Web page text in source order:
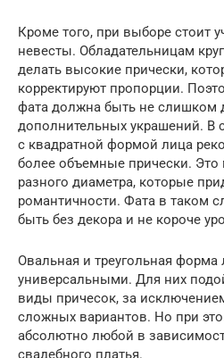
Кроме того, при выборе стоит
невесты. Обладательницам
делать высокие прически,
корректируют пропорции.
фата должна быть не слишком
дополнительных украшений. В
с квадратной формой лица
более объемные прически. Это
разного диаметра, которые
романтичности. Фата в таком
быть без декора и не короче
Овальная и треугольная форма
универсальными. Для них
виды причесок, за
сложных вариантов. Но при
абсолютно любой в
свадебного платья.